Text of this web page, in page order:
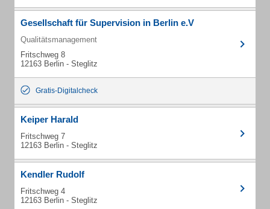
Gesellschaft für Supervision in Berlin e.V
Qualitätsmanagement
Fritschweg 8
12163 Berlin - Steglitz
Gratis-Digitalcheck
Keiper Harald
Fritschweg 7
12163 Berlin - Steglitz
Kendler Rudolf
Fritschweg 4
12163 Berlin - Steglitz